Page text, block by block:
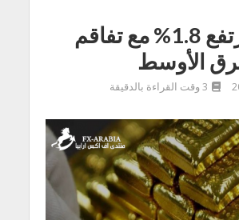
الذهب يرتفع 1.8% مع تفاقم
الأوسط
3 وقت القراءة بالدقيقة